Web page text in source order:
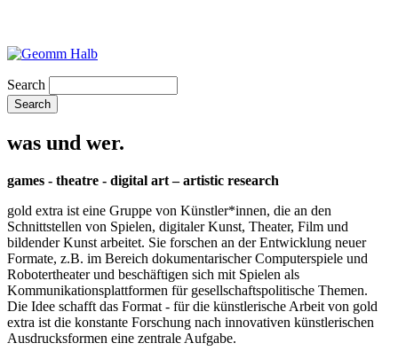
Search
was und wer.
games - theatre - digital art – artistic research
gold extra ist eine Gruppe von Künstler*innen, die an den
Schnittstellen von Spielen, digitaler Kunst, Theater, Film und
bildender Kunst arbeitet. Sie forschen an der Entwicklung neuer
Formate, z.B. im Bereich dokumentarischer Computerspiele und
Robotertheater und beschäftigen sich mit Spielen als
Kommunikationsplattformen für gesellschaftspolitische Themen.
Die Idee schafft das Format - für die künstlerische Arbeit von gold
extra ist die konstante Forschung nach innovativen künstlerischen
Ausdrucksformen eine zentrale Aufgabe.